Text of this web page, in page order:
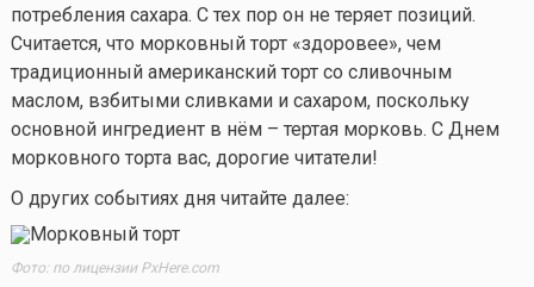
потребления сахара. С тех пор он не теряет позиций.
Считается, что морковный торт «здоровее», чем
традиционный американский торт со сливочным
маслом, взбитыми сливками и сахаром, поскольку
основной ингредиент в нём – тертая морковь. С Днем
морковного торта вас, дорогие читатели!
О других событиях дня читайте далее:
Фото: по лицензии PxHere.com